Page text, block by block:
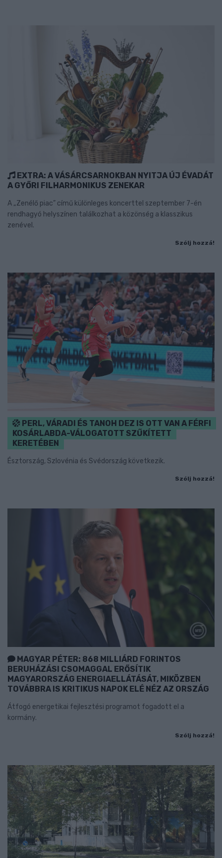
EXTRA: A VÁSÁRCSARNOKBAN NYITJA ÚJ ÉVADÁT
A GYŐRI FILHARMONIKUS ZENEKAR
A „Zenélő piac” című különleges koncerttel szeptember 7-én
rendhagyó helyszínen találkozhat a közönség a klasszikus
zenével.
Szólj hozzá!
PERL, VÁRADI ÉS TANOH DEZ IS OTT VAN A FÉRFI
KOSÁRLABDA-VÁLOGATOTT SZŰKÍTETT
KERETÉBEN
Észtország, Szlovénia és Svédország következik.
Szólj hozzá!
MAGYAR PÉTER: 868 MILLIÁRD FORINTOS
BERUHÁZÁSI CSOMAGGAL ERŐSÍTIK
MAGYARORSZÁG ENERGIAELLÁTÁSÁT, MIKÖZBEN
TOVÁBBRA IS KRITIKUS NAPOK ELÉ NÉZ AZ ORSZÁG
Átfogó energetikai fejlesztési programot fogadott el a
kormány.
Szólj hozzá!